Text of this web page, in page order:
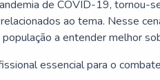
de COVID-19, tornou-
ao tema. Nesse
a entender melhor
essencial para o